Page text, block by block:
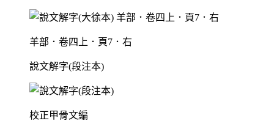
羊部．卷四上．頁7．右
說文解字(段注本)
校正甲骨文編